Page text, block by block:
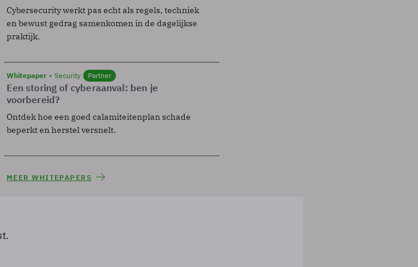
Cybersecurity werkt pas echt als regels, techniek
en bewust gedrag samenkomen in de dagelijkse
praktijk.
Whitepaper Security Partner
Een storing of cyberaanval: ben je
voorbereid?
Ontdek hoe een goed calamiteitenplan schade
beperkt en herstel versnelt.
MEER WHITEPAPERS